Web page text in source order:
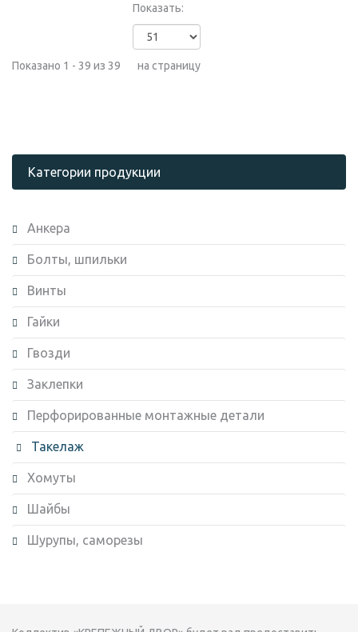
Показано 1 - 39 из 39
Показать:
на страницу
Категории продукции
Анкера
Болты, шпильки
Винты
Гайки
Гвозди
Заклепки
Перфорированные монтажные детали
Такелаж
Хомуты
Шайбы
Шурупы, саморезы